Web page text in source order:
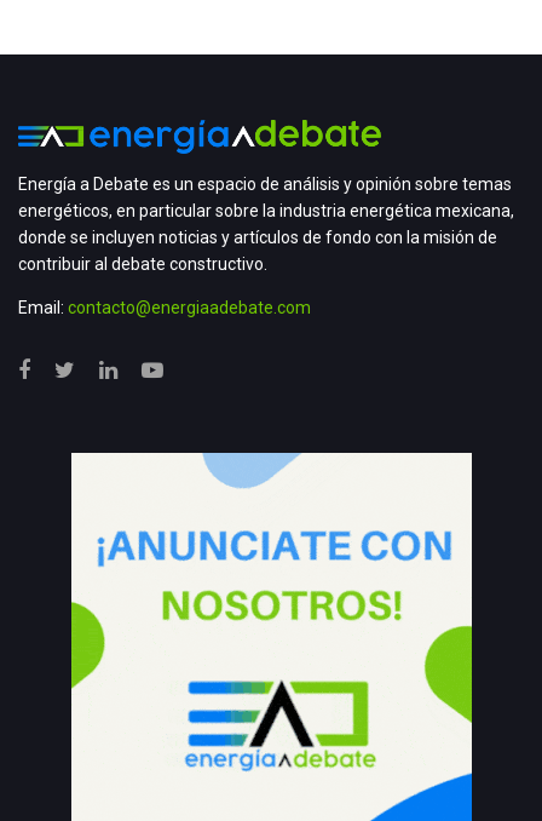
Energía a Debate es un espacio de análisis y opinión sobre temas
energéticos, en particular sobre la industria energética mexicana,
donde se incluyen noticias y artículos de fondo con la misión de
contribuir al debate constructivo.
Email: contacto@energiaadebate.com